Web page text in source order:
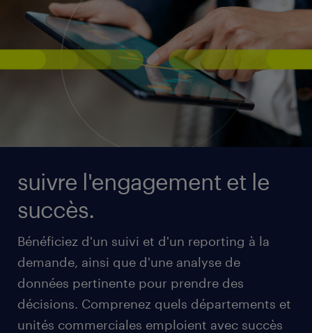
suivre l'engagement et le
succès.
Bénéficiez d'un suivi et d'un reporting à la
demande, ainsi que d'une analyse de
données pertinente pour prendre des
décisions. Comprenez quels départements et
unités commerciales emploient avec succès